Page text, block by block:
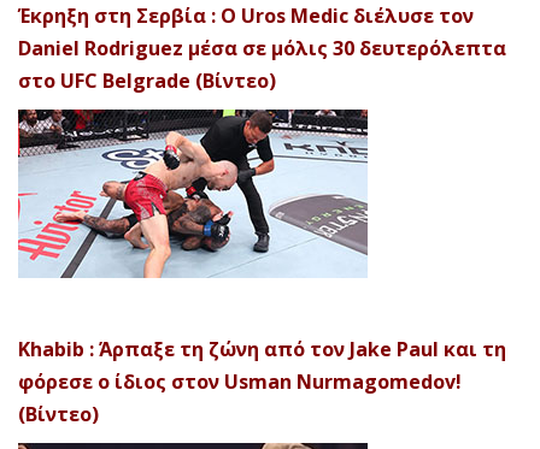
Έκρηξη στη Σερβία : Ο Uros Medic διέλυσε τον
Daniel Rodriguez μέσα σε μόλις 30 δευτερόλεπτα
στο UFC Belgrade (Βίντεο)
Khabib : Άρπαξε τη ζώνη από τον Jake Paul και τη
φόρεσε ο ίδιος στον Usman Nurmagomedov!
(Βίντεο)